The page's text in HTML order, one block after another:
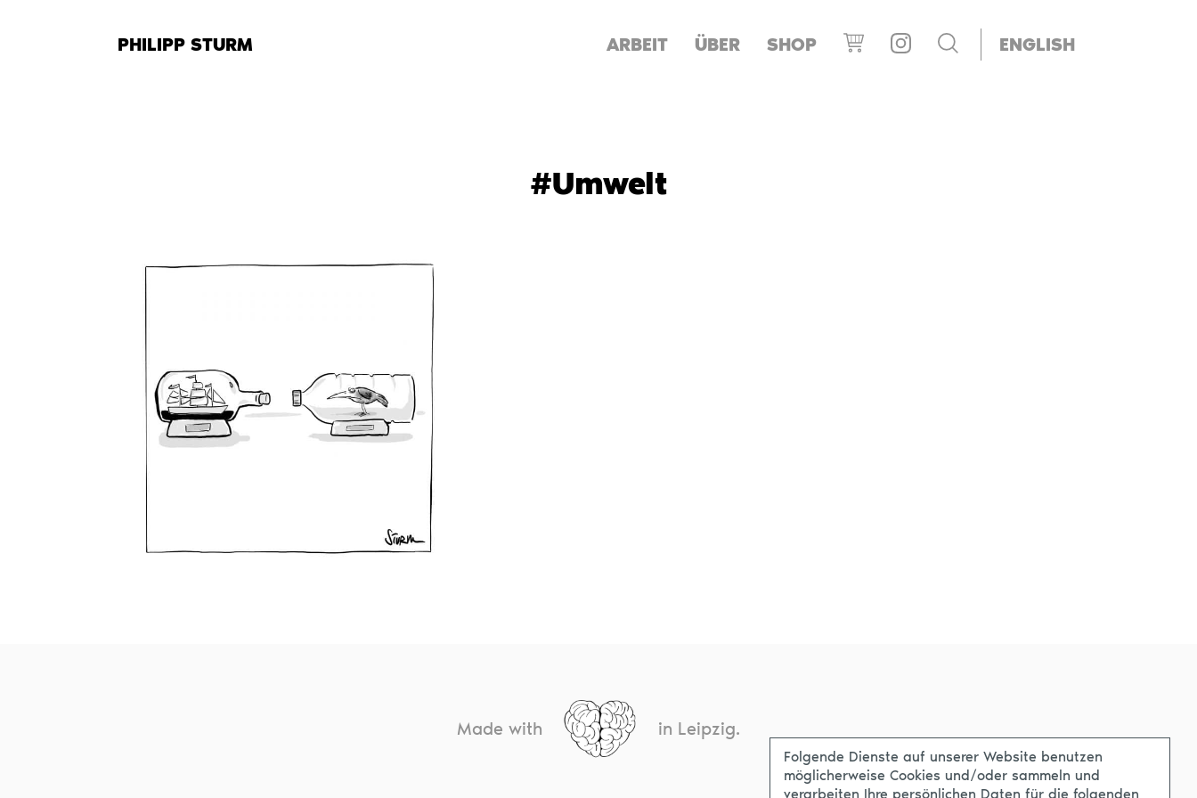
PHILIPP STURM ARBEIT ÜBER SHOP ENGLISH
#Umwelt
Made with in Leipzig.
Folgende Dienste auf unserer Website benutzen
möglicherweise Cookies und/oder sammeln und
verarbeiten Ihre persönlichen Daten für die folgenden